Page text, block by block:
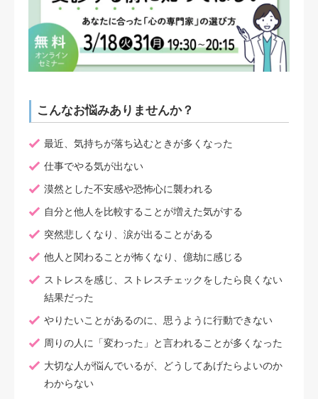
こんなお悩みありませんか？
最近、気持ちが落ち込むときが多くなった
仕事でやる気が出ない
漠然とした不安感や恐怖心に襲われる
自分と他人を比較することが増えた気がする
突然悲しくなり、涙が出ることがある
他人と関わることが怖くなり、億劫に感じる
ストレスを感じ、ストレスチェックをしたら良くない
結果だった
やりたいことがあるのに、思うように行動できない
周りの人に「変わった」と言われることが多くなった
大切な人が悩んでいるが、どうしてあげたらよいのか
わからない
セミナー
お知らせ
コラム